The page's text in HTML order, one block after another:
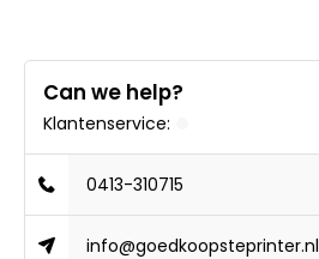
Can we help?
Klantenservice:
0413-310715
info@goedkoopsteprinter.nl